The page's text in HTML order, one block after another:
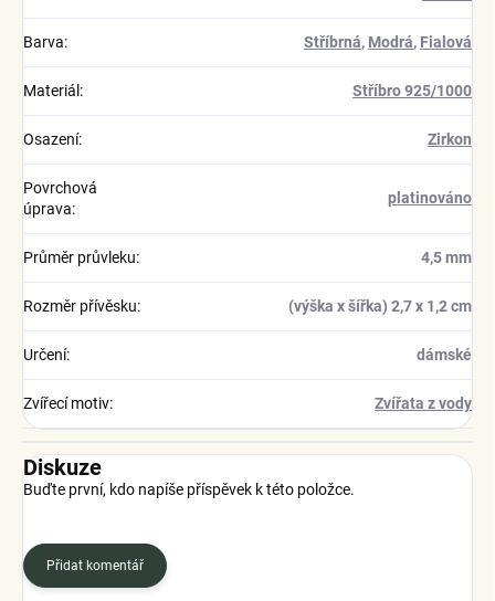
Barva: Stříbrná, Modrá, Fialová
Materiál : Stříbro 925/1000
Osazení: Zirkon
Povrchová
úprava:
platinováno
Průměr průvleku: 4,5 mm
Rozměr přívěsku: (výška x šířka) 2,7 x 1,2 cm
Určení: dámské
Zvířecí motiv: Zvířata z vody
Diskuze
Buďte první, kdo napíše příspěvek k této položce.
Přidat komentář